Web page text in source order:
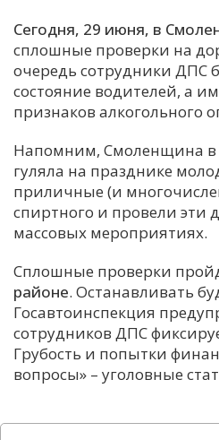
М
Н
Сегодня, 29 июня, в
сплошные проверки на
очередь сотрудники ДПС
состояние водителей, а
признаков алкогольного
Напомним, Смоленщина в
гуляла на празднике
приличные (и
спиртного и провели эти
массовых мероприятиях.
Сплошные проверки
районе. Останавливать
Госавтоинспекция
сотрудников ДПС
Грубость и попытки
вопросы» – уголовные